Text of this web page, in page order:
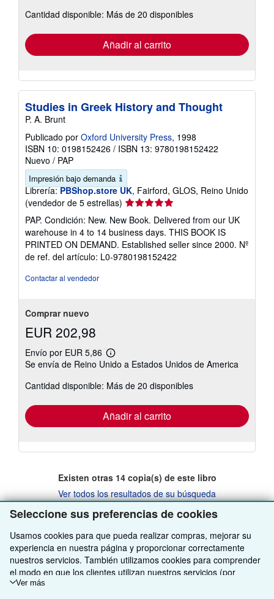
Seleccione sus preferencias de cookies
Usamos cookies para que pueda realizar compras, mejorar su
experiencia en nuestra página y proporcionar correctamente
nuestros servicios. También utilizamos cookies para comprender
el modo en que los clientes utilizan nuestros servicios (por
ejemplo, midiendo las visitas al sitio) y así poder realizar mejoras.
Ver más
las
envío
Cantidad disponible: Más de 20 disponibles
Añadir al carrito
Studies in Greek History and Thought
P. A. Brunt
Publicado por Oxford University Press, 1998
ISBN 10: 0198152426 / ISBN 13: 9780198152422
Nuevo / PAP
Impresión bajo demanda
Librería: PBShop.store UK, Fairford, GLOS, Reino Unido
(vendedor de 5 estrellas) Calificación
del
vendedor:
5
de
5
PAP. Condición: New. New Book. Delivered from our UK
warehouse in 4 to 14 business days. THIS BOOK IS
PRINTED ON DEMAND. Established seller since 2000. Nº
de ref. del artículo: L0-9780198152422
Contactar al vendedor
Comprar nuevo
EUR 202,98
Envío por EUR 5,86
Más
información
las
envío
Se envía de Reino Unido a Estados Unidos de America
Cantidad disponible: Más de 20 disponibles
Añadir al carrito
Existen otras 14copia(s) de este libro
Ver todos los resultados de su búsqueda
VOLVER AL INICIO
Compre con nosotros